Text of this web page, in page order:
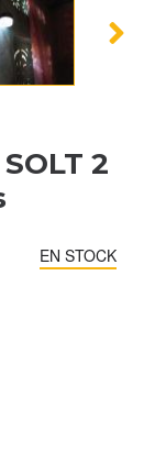
2
EN STOCK